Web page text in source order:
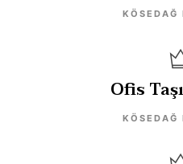
KÖSEDAĞ
Ofis
KÖSEDAĞ